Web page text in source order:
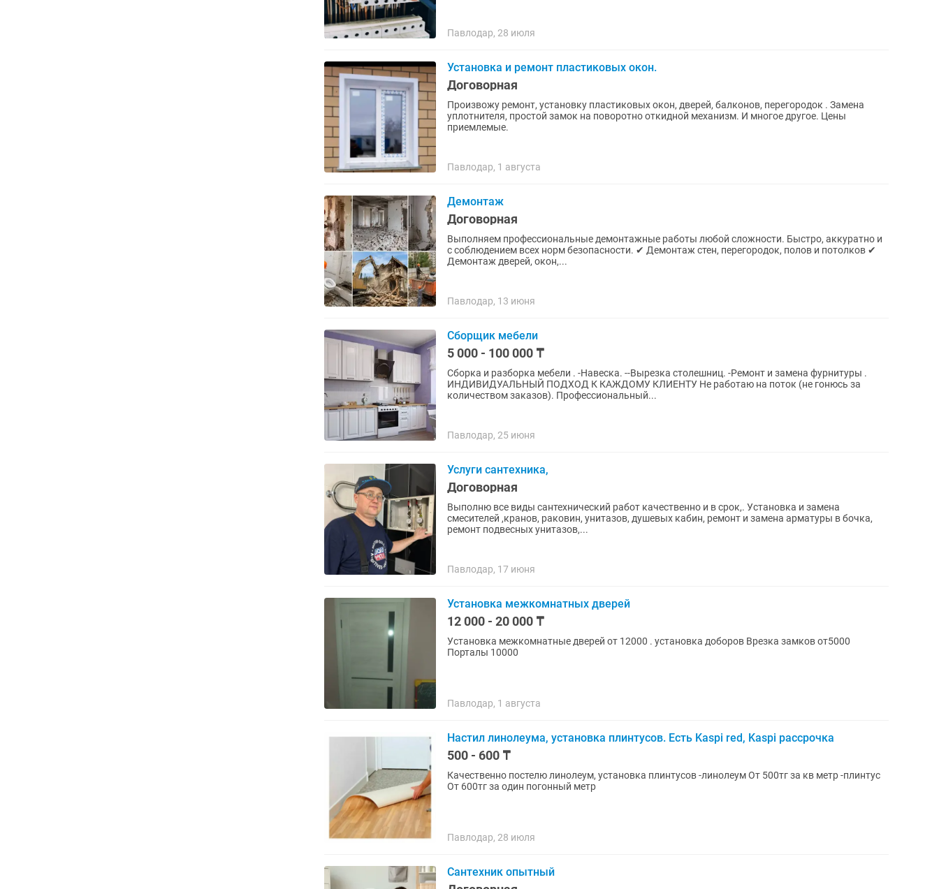
Павлодар, 28 июля
Установка и ремонт пластиковых окон.
Договорная
Произвожу ремонт, установку пластиковых окон, дверей, балконов, перегородок . Замена
уплотнителя, простой замок на поворотно откидной механизм. И многое другое. Цены
приемлемые.
Павлодар, 1 августа
Демонтаж
Договорная
Выполняем профессиональные демонтажные работы любой сложности. Быстро, аккуратно и
с соблюдением всех норм безопасности. ✔ Демонтаж стен, перегородок, полов и потолков ✔
Демонтаж дверей, окон,...
Павлодар, 13 июня
Сборщик мебели
5 000 - 100 000 ₸
Сборка и разборка мебели . -Навеска. --Вырезка столешниц. -Ремонт и замена фурнитуры .
ИНДИВИДУАЛЬНЫЙ ПОДХОД К КАЖДОМУ КЛИЕНТУ Не работаю на поток (не гонюсь за
количеством заказов). Профессиональный...
Павлодар, 25 июня
Услуги сантехника,
Договорная
Выполню все виды сантехнический работ качественно и в срок,. Установка и замена
смесителей ,кранов, раковин, унитазов, душевых кабин, ремонт и замена арматуры в бочка,
ремонт подвесных унитазов,...
Павлодар, 17 июня
Установка межкомнатных дверей
12 000 - 20 000 ₸
Установка межкомнатные дверей от 12000 . установка доборов Врезка замков от5000
Порталы 10000
Павлодар, 1 августа
Настил линолеума, установка плинтусов. Есть Kaspi red, Kaspi рассрочка
500 - 600 ₸
Качественно постелю линолеум, установка плинтусов -линолеум От 500тг за кв метр -плинтус
От 600тг за один погонный метр
Павлодар, 28 июля
Сантехник опытный